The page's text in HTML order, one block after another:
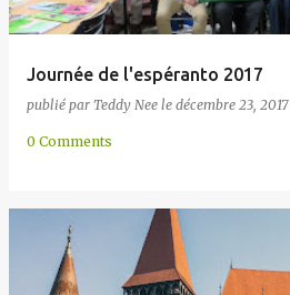
Journée de l'espéranto 2017
publié par Teddy Nee le décembre 23, 2017
0 Comments